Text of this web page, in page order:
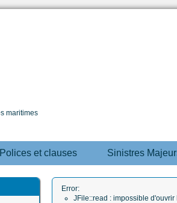
Polices et clauses Sinistres
Error:
JFile::read : impossible d'ouvrir